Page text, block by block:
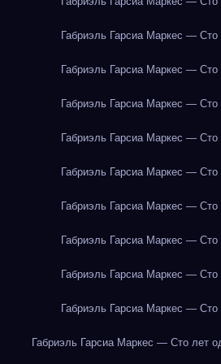
Габриэль Гарсиа Маркес — Сто
Габриэль Гарсиа Маркес — Сто
Габриэль Гарсиа Маркес — Сто
Габриэль Гарсиа Маркес — Сто
Габриэль Гарсиа Маркес — Сто
Габриэль Гарсиа Маркес — Сто
Габриэль Гарсиа Маркес — Сто
Габриэль Гарсиа Маркес — Сто
Габриэль Гарсиа Маркес — Сто
Габриэль Гарсиа Маркес — Сто лет